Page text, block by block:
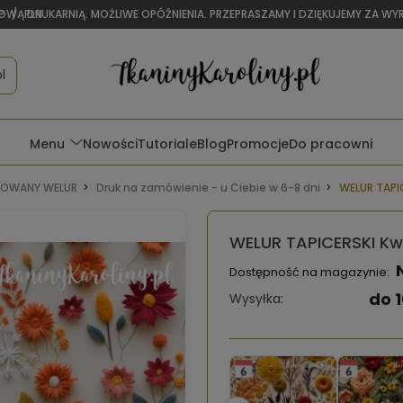
/ PLN
DRUKARNIĄ. MOŻLIWE OPÓŹNIENIA. PRZEPRASZAMY I DZIĘKUJEMY ZA
Menu NowościTutorialeBlogPromocjeDo pracowni
WELUR Druk na zamówienie - u Ciebie w 6-8 dni WELUR
WELUR TAPICERSKI
Dostępność na magazynie:
Wysyłka: do